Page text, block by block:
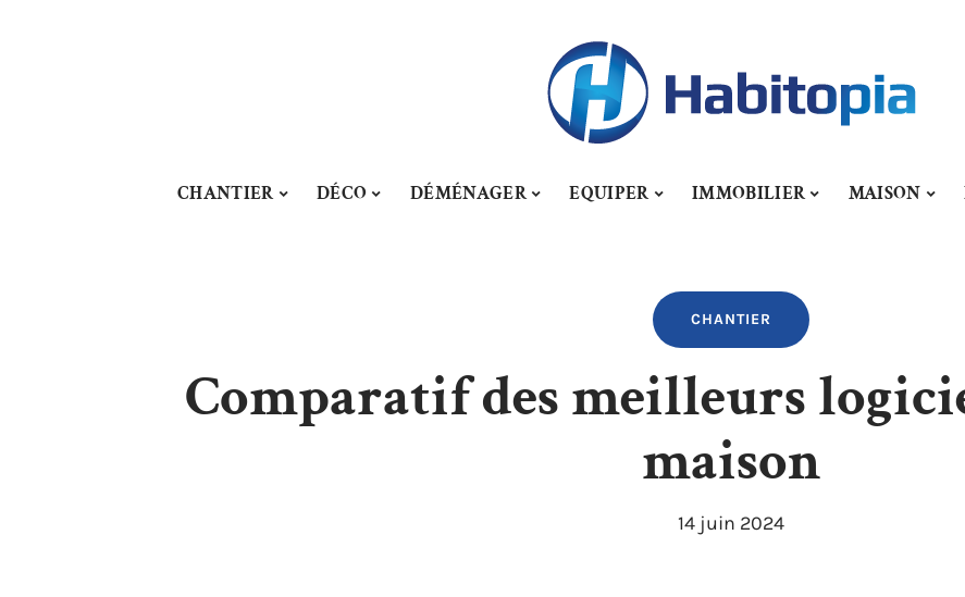
CHANTIER DÉCO DÉMÉNAGER EQUIPER IMMOBILIER MAISON
CHANTIER
Comparatif des meilleurs
maison
14 juin 2024